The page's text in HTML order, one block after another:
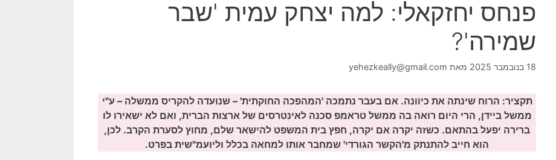
פנחס יחזקאלי: למה יצחק עמית 'שבר
שמירה'?
18 בנובמבר 2025 מאת yehezkeally@gmail.com
תקציר: הרוח שינתה את כיוונה. אם בעבר נתמכה 'המהפכה החוקתית' – שנועדה להקריס ממשלה – ע"י
ממשל ביידן, הרי היום רואה בה ממשל טראמפ סכנה לאינטרסים של ארצות הברית, ואם לא ישאירו לו
ברירה יפעל בהתאם. כשזה יקרה אם יקרה, חפץ בית המשפט להישאר שלם, מחוץ לסערת הקרב. לכן,
הוא חייב להתנתק מ'הקשר הגורדי' שמחבר אותו למחאה בכלל וליועמ"שית בפרט.